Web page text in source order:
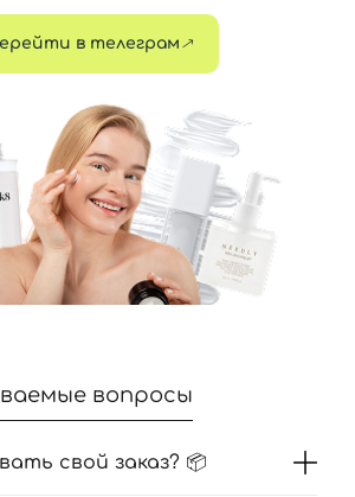
в телеграм
вопросы
свой заказ? 📦